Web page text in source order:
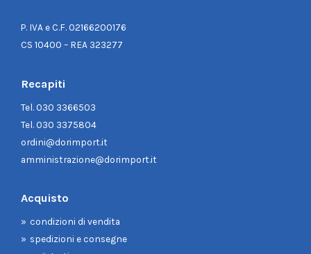
P. IVA e C.F. 02166200176
CS 10400 – REA 323277
Recapiti
Tel.030 3366503
Tel.030 3375804
ordini@dorimport.it
amministrazione@dorimport.it
Acquisto
condizioni di vendita
spedizioni e consegne